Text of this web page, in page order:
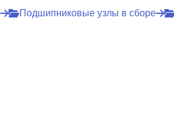
Подшипниковые узлы в сборе